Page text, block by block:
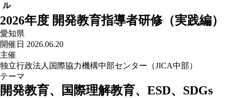
ル
2026年度 開発教育指導者研修（実践編）
愛知県
開催日 2026.06.20
主催
独立行政法人国際協力機構中部センター（JICA中部）
テーマ
開発教育、国際理解教育、ESD、SDGs